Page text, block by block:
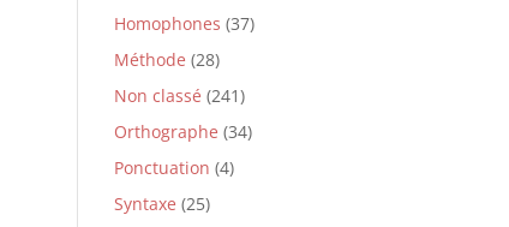
Homophones (37)
Méthode (28)
Non classé (241)
Orthographe (34)
Ponctuation (4)
Syntaxe (25)